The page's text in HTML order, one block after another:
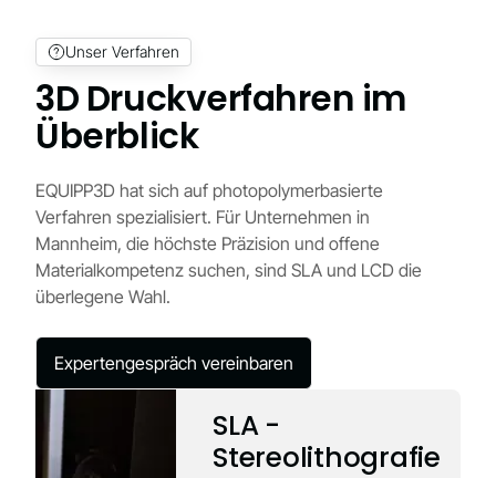
Unser Verfahren
3D Druckverfahren im
Überblick
EQUIPP3D hat sich auf photopolymerbasierte
Verfahren spezialisiert. Für Unternehmen in
Mannheim, die höchste Präzision und offene
Materialkompetenz suchen, sind SLA und LCD die
überlegene Wahl.
Expertengespräch vereinbaren
SLA -
Stereolithografie